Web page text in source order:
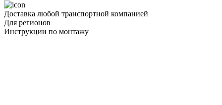
Доставка любой транспортной компанией
Для регионов
Инструкции по монтажу